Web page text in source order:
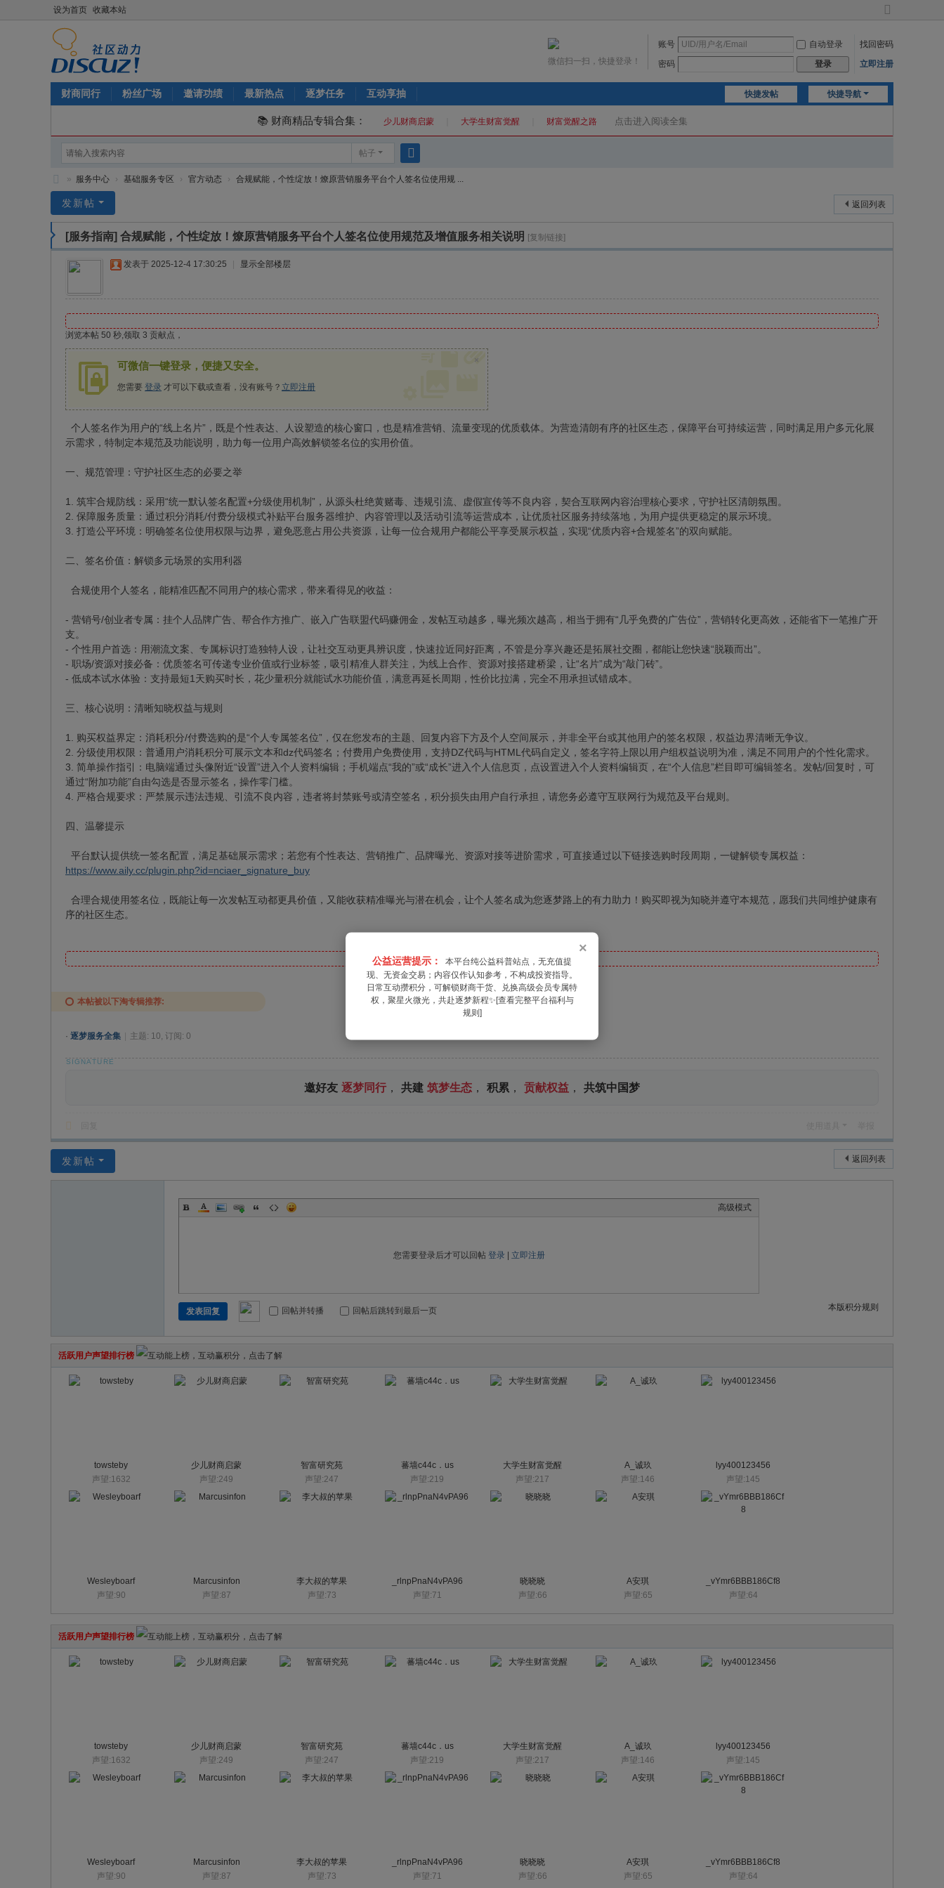
设为首页 收藏本站
切
到
宽
账号 自动登录
找回密码
密码
登录 立即注册
微信扫一扫，快捷登录！
快捷导航
财商同行 粉丝广场 邀请功绩 最新热点 逐梦任务 互动享抽 快捷发帖
📚 财商精品专辑合集： 少儿财商启蒙 大学生财富觉醒 财富觉醒之路 点击进入阅读全集
帖子
搜
×
公益运营提示：
本平台纯公益科普站点，无充值提
现、无资金交易；内容仅作认知参考，不构成投资指导。
日常互动攒积分，可解锁财商干货、兑换高级会员专属特
权，聚星火微光，共赴逐梦新程✨[查看完整平台福利与
规则]
梦
启
» 服务中心 › 基础服务专区 › 官方动态 › 合规赋能，个性绽放！燎原营销服务平台个人签名位使用规 ...
返回列表
发新帖
[服务指南] 合规赋能，个性绽放！燎原营销服务平台个人签名位使用规范及增值服务相关说明 [复制链接]
发表于 2025-12-4 17:30:25 显示全部楼层
浏览本帖 50 秒,领取 3 贡献点，
可微信一键登录，便捷又安全。
您需要 登录 才可以下载或查看，没有账号？ 立即注册
×
个人签名作为用户的“线上名片”，既是个性表达、人设塑造的核心窗口，也是精准营销、流量变现的优质载体。为营造清朗有序的社区生态，保障平台可持续运营，同时满足用户多元化展
示需求，特制定本规范及功能说明，助力每一位用户高效解锁签名位的实用价值。
一、规范管理：守护社区生态的必要之举
1. 筑牢合规防线：采用“统一默认签名配置+分级使用机制”，从源头杜绝黄赌毒、违规引流、虚假宣传等不良内容，契合互联网内容治理核心要求，守护社区清朗氛围。
2. 保障服务质量：通过积分消耗/付费分级模式补贴平台服务器维护、内容管理以及活动引流等运营成本，让优质社区服务持续落地，为用户提供更稳定的展示环境。
3. 打造公平环境：明确签名位使用权限与边界，避免恶意占用公共资源，让每一位合规用户都能公平享受展示权益，实现“优质内容+合规签名”的双向赋能。
二、签名价值：解锁多元场景的实用利器
合规使用个人签名，能精准匹配不同用户的核心需求，带来看得见的收益：
- 营销号/创业者专属：挂个人品牌广告、帮合作方推广、嵌入广告联盟代码赚佣金，发帖互动越多，曝光频次越高，相当于拥有“几乎免费的广告位”，营销转化更高效，还能省下一笔推广开
支。
- 个性用户首选：用潮流文案、专属标识打造独特人设，让社交互动更具辨识度，快速拉近同好距离，不管是分享兴趣还是拓展社交圈，都能让您快速“脱颖而出”。
- 职场/资源对接必备：优质签名可传递专业价值或行业标签，吸引精准人群关注，为线上合作、资源对接搭建桥梁，让“名片”成为“敲门砖”。
- 低成本试水体验：支持最短1天购买时长，花少量积分就能试水功能价值，满意再延长周期，性价比拉满，完全不用承担试错成本。
三、核心说明：清晰知晓权益与规则
1. 购买权益界定：消耗积分/付费选购的是“个人专属签名位”，仅在您发布的主题、回复内容下方及个人空间展示，并非全平台或其他用户的签名权限，权益边界清晰无争议。
2. 分级使用权限：普通用户消耗积分可展示文本和dz代码签名；付费用户免费使用，支持DZ代码与HTML代码自定义，签名字符上限以用户组权益说明为准，满足不同用户的个性化需求。
3. 简单操作指引：电脑端通过头像附近“设置”进入个人资料编辑；手机端点“我的”或“成长”进入个人信息页，点设置进入个人资料编辑页，在“个人信息”栏目即可编辑签名。发帖/回复时，可
通过“附加功能”自由勾选是否显示签名，操作零门槛。
4. 严格合规要求：严禁展示违法违规、引流不良内容，违者将封禁账号或清空签名，积分损失由用户自行承担，请您务必遵守互联网行为规范及平台规则。
四、温馨提示
平台默认提供统一签名配置，满足基础展示需求；若您有个性表达、营销推广、品牌曝光、资源对接等进阶需求，可直接通过以下链接选购时段周期，一键解锁专属权益：
https://www.aily.cc/plugin.php?id=nciaer_signature_buy
合理合规使用签名位，既能让每一次发帖互动都更具价值，又能收获精准曝光与潜在机会，让个人签名成为您逐梦路上的有力助力！购买即视为知晓并遵守本规范，愿我们共同维护健康有
序的社区生态。
本帖被以下淘专辑推荐:
· 逐梦服务全集 主题: 10, 订阅: 0
邀好友 逐梦同行 ， 共建 筑梦生态 ， 积累 ， 贡献权益 ， 共筑中国梦
返回列表
发新帖
高级模式
您需要登录后才可以回帖 登录| 立即注册
本版积分规则
发表回复 回帖并转播 回帖后跳转到最后一页
活跃用户声望排行榜
towsteby
声望:1632
少儿财商启蒙
声望:249
智富研究苑
声望:247
蕃墙c44c．us
声望:219
大学生财富觉醒
声望:217
A_诚玖
声望:146
lyy400123456
声望:145
Wesleyboarf
声望:90
Marcusinfon
声望:87
李大叔的苹果
声望:73
_rlnpPnaN4vPA96
声望:71
晓晓晓
声望:66
A安琪
声望:65
_vYmr6BBB186Cf8
声望:64
活跃用户声望排行榜
towsteby
声望:1632
少儿财商启蒙
声望:249
智富研究苑
声望:247
蕃墙c44c．us
声望:219
大学生财富觉醒
声望:217
A_诚玖
声望:146
lyy400123456
声望:145
Wesleyboarf
声望:90
Marcusinfon
声望:87
李大叔的苹果
声望:73
_rlnpPnaN4vPA96
声望:71
晓晓晓
声望:66
A安琪
声望:65
_vYmr6BBB186Cf8
声望:64